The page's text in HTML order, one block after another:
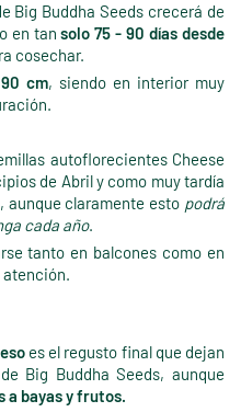
Big Buddha Seeds crecerá de
en tansolo 75 - 90 días desde
cosechar.
cm, siendo en interior muy
autoflorecientes Cheese
de Abril y como muy tardía
aunque claramente esto podrá
cada año.
tanto en balcones como en
atención.
es el regusto final que dejan
Big Buddha Seeds, aunque
a bayas y frutos.